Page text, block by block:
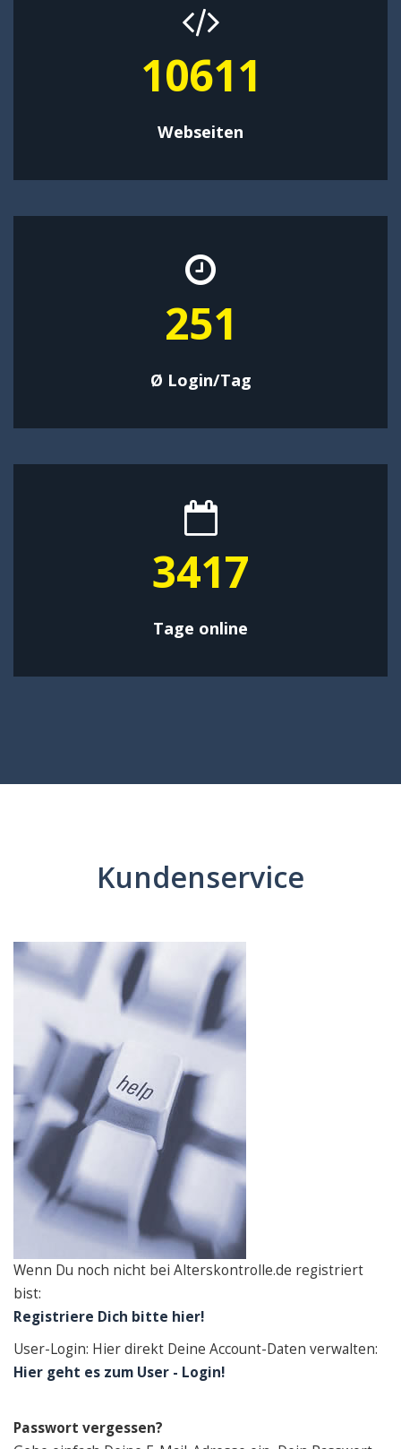
13538
Webseiten
320
Ø Login/Tag
4359
Tage online
Kundenservice
Wenn Du noch nicht bei Alterskontrolle.de registriert
bist:
Registriere Dich bitte hier!
User-Login: Hier direkt Deine Account-Daten verwalten:
Hier geht es zum User - Login!
Passwort vergessen?